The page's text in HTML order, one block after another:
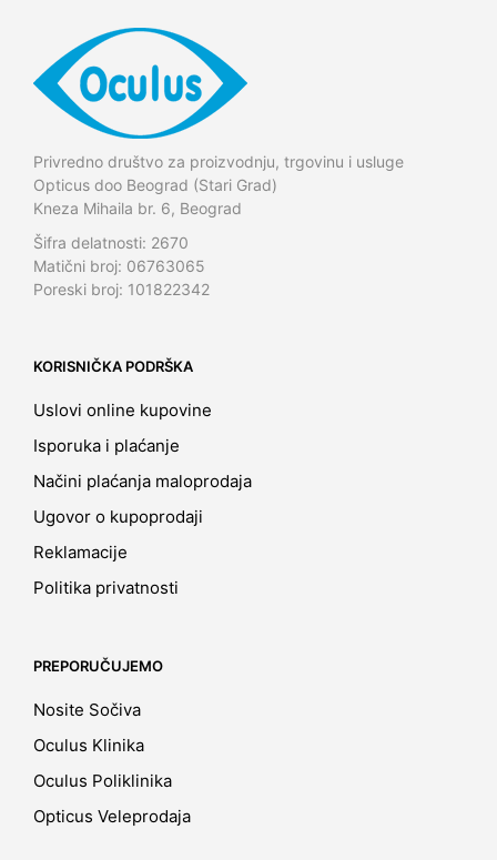
Privredno društvo za proizvodnju, trgovinu i usluge
Opticus doo Beograd (Stari Grad)
Kneza Mihaila br. 6, Beograd
Šifra delatnosti: 2670
Matični broj: 06763065
Poreski broj: 101822342
KORISNIČKA PODRŠKA
Uslovi online kupovine
Isporuka i plaćanje
Načini plaćanja maloprodaja
Ugovor o kupoprodaji
Reklamacije
Politika privatnosti
PREPORUČUJEMO
Nosite Sočiva
Oculus Klinika
Oculus Poliklinika
Opticus Veleprodaja